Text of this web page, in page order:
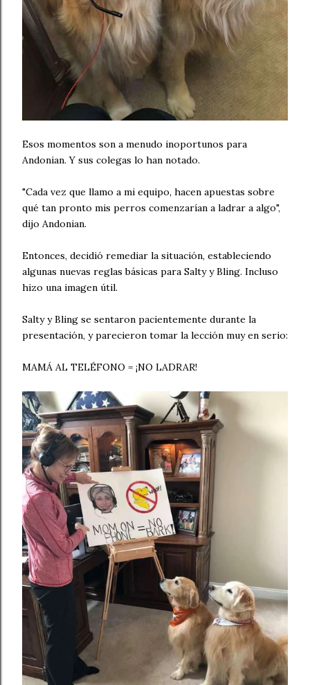
Esos momentos son a menudo inoportunos para
Andonian. Y sus colegas lo han notado.
"Cada vez que llamo a mi equipo, hacen apuestas sobre
qué tan pronto mis perros comenzarían a ladrar a algo",
dijo Andonian.
Entonces, decidió remediar la situación, estableciendo
algunas nuevas reglas básicas para Salty y Bling. Incluso
hizo una imagen útil.
Salty y Bling se sentaron pacientemente durante la
presentación, y parecieron tomar la lección muy en serio:
MAMÁ AL TELÉFONO = ¡NO LADRAR!